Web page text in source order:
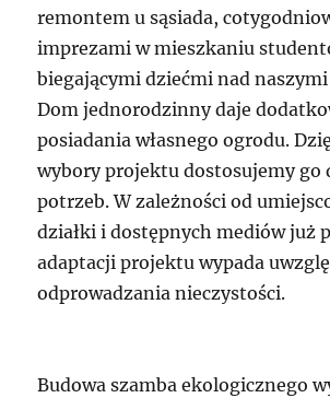
remontem u sąsiada,
imprezami w mieszkaniu
biegającymi dziećmi nad naszymi
Dom jednorodzinny daje
posiadania własnego ogrodu.
wybory projektu dostosujemy go
potrzeb. W zależności od
działki i dostępnych mediów już
adaptacji projektu wypada
odprowadzania nieczystości.
Budowa szamba ekologicznego